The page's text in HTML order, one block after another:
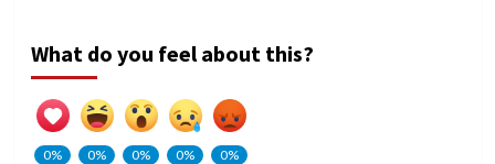
What do you feel about this?
0%
0%
0%
0%
0%